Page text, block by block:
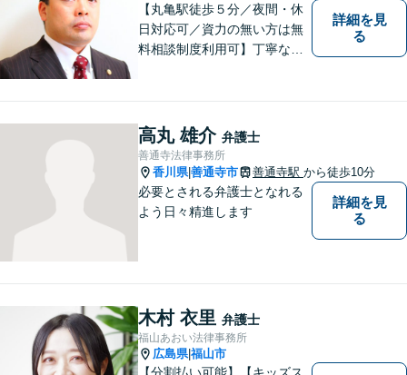
【丸亀駅徒歩５分／夜間・休
日対応可／資力の無い方は無
料相談制度利用可】丁寧な対
詳細を見
る
高丸 雄介 弁護士
善通寺法律事務所
香川県|善通寺市 善通寺駅 から徒歩10分
必要とされる弁護士となれる
よう日々精進します
詳細を見
る
木村 衣里 弁護士
福山あおい法律事務所
広島県|福山市
【分割払い可能】【キッズス